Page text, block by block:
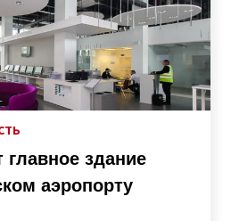
главное здание
аэропорту